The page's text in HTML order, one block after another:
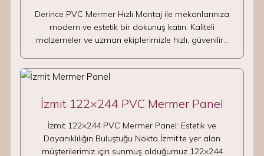
Derince PVC Mermer Hızlı Montaj ile mekanlarınıza
modern ve estetik bir dokunuş katın. Kaliteli
malzemeler ve uzman ekiplerimizle hızlı, güvenilir…
İzmit 122×244 PVC Mermer Panel
İzmit 122×244 PVC Mermer Panel: Estetik ve
Dayanıklılığın Buluştuğu Nokta İzmit’te yer alan
müşterilerimiz için sunmuş olduğumuz 122×244